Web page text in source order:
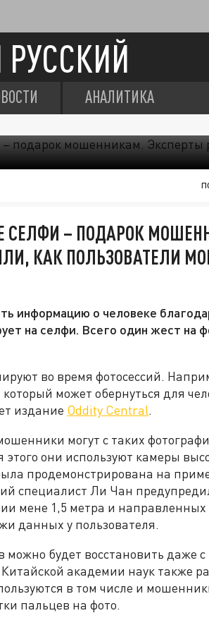
АНАЛИТИКА
СЕЛФИ – ПОДАРОК
КАК ПОЛЬЗОВАТЕЛИ
информацию о человеке
на селфи. Всего один жест на
во время фотосессий.
может обернуться для
издание Oddity Central.
могут с таких
они используют камеры
продемонстрирована на
специалист Ли Чан
мене 1,5 метра и
данных у пользователя.
можно будет восстановить даже
академии наук также
в том числе и
пальцев на фото.